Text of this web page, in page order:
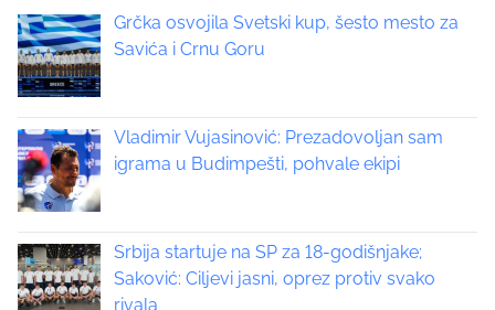
s
t
o
:
t
s
a
v
i
g
Grčka osvojila Svetski kup, šesto mesto za
Savića i Crnu Goru
Vladimir Vujasinović: Prezadovoljan sam
igrama u Budimpešti, pohvale ekipi
Srbija startuje na SP za 18-godišnjake;
Saković: Ciljevi jasni, oprez protiv svako
rivala